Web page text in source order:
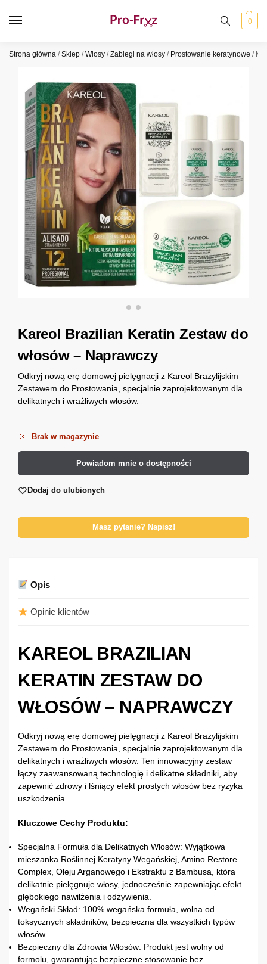
0
Strona główna /Sklep /Włosy /Zabiegi na włosy / Prostowanie keratynowe /
Kareol Brazilian Keratin Zestaw do
włosów – Naprawczy
Odkryj nową erę domowej pielęgnacji z Kareol Brazylijskim
Zestawem do Prostowania, specjalnie zaprojektowanym dla
delikatnych i wrażliwych włosów.
Brak w magazynie
Powiadom mnie o dostępności
Dodaj do ulubionych
Masz pytanie? Napisz!
Opis
Opinie klientów
KAREOL BRAZILIAN
KERATIN ZESTAW DO
WŁOSÓW – NAPRAWCZY
Odkryj nową erę domowej pielęgnacji z Kareol Brazylijskim
Zestawem do Prostowania, specjalnie zaprojektowanym dla
delikatnych i wrażliwych włosów. Ten innowacyjny zestaw
łączy zaawansowaną technologię i delikatne składniki, aby
zapewnić zdrowy i lśniący efekt prostych włosów bez ryzyka
uszkodzenia.
Kluczowe Cechy Produktu:
Specjalna Formuła dla Delikatnych Włosów: Wyjątkowa
mieszanka Roślinnej Keratyny Wegańskiej, Amino Restore
Complex, Oleju Arganowego i Ekstraktu z Bambusa, która
delikatnie pielęgnuje włosy, jednocześnie zapewniając efekt
głębokiego nawilżenia i odżywienia.
Wegański Skład: 100% wegańska formuła, wolna od
toksycznych składników, bezpieczna dla wszystkich typów
włosów
Bezpieczny dla Zdrowia Włosów: Produkt jest wolny od
formolu, gwarantując bezpieczne stosowanie bez